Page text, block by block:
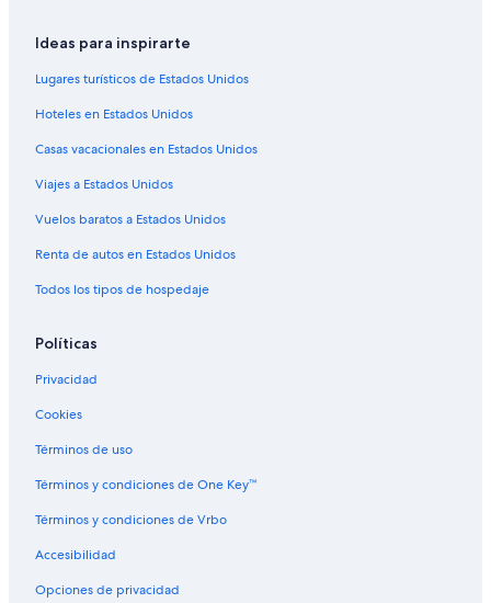
Ideas para inspirarte
Lugares turísticos de Estados Unidos
Hoteles en Estados Unidos
Casas vacacionales en Estados Unidos
Viajes a Estados Unidos
Vuelos baratos a Estados Unidos
Renta de autos en Estados Unidos
Todos los tipos de hospedaje
Políticas
Privacidad
Cookies
Términos de uso
Términos y condiciones de One Key™
Términos y condiciones de Vrbo
Accesibilidad
Opciones de privacidad